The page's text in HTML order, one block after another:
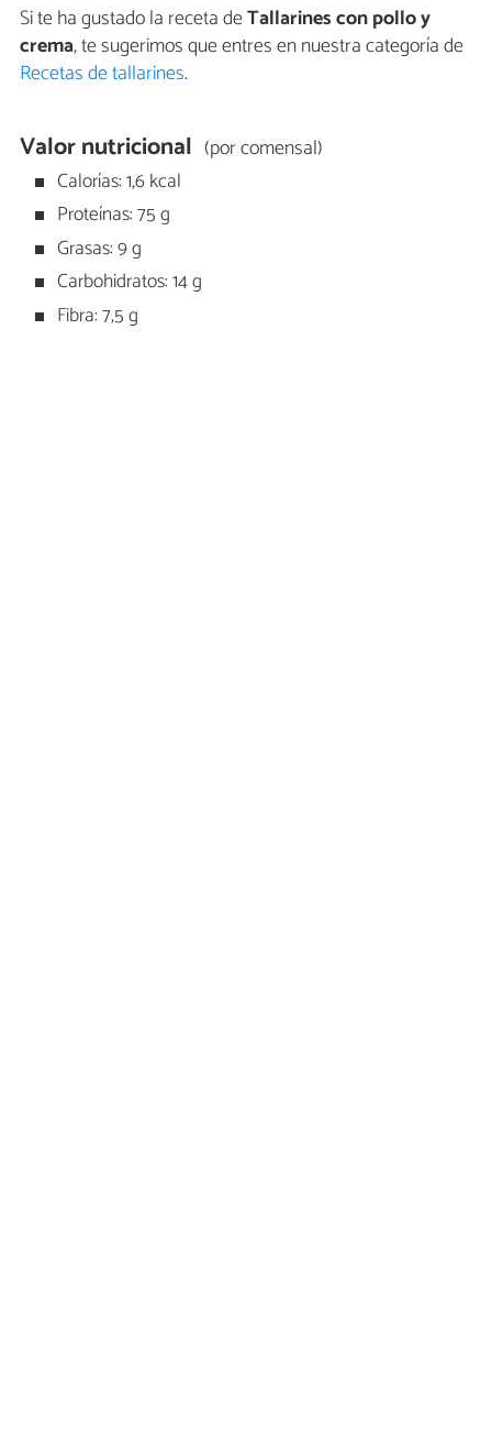
Si te ha gustado la receta deTallarines con pollo y
crema, te sugerimos que entres en nuestra categoría de
Recetas de tallarines.
Valor nutricional (por comensal)
Calorías: 1,6 kcal
Proteínas: 75 g
Grasas: 9 g
Carbohidratos: 14 g
Fibra: 7,5 g